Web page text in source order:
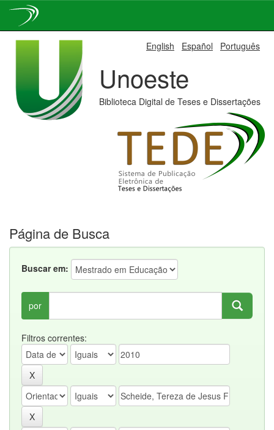
English Español Português
Unoeste
Biblioteca Digital de Teses e Dissertações
Página de Busca
Buscar em:
por
Filtros correntes: